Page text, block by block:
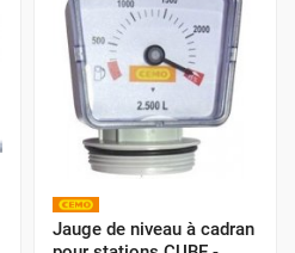
Jauge de niveau à cadran